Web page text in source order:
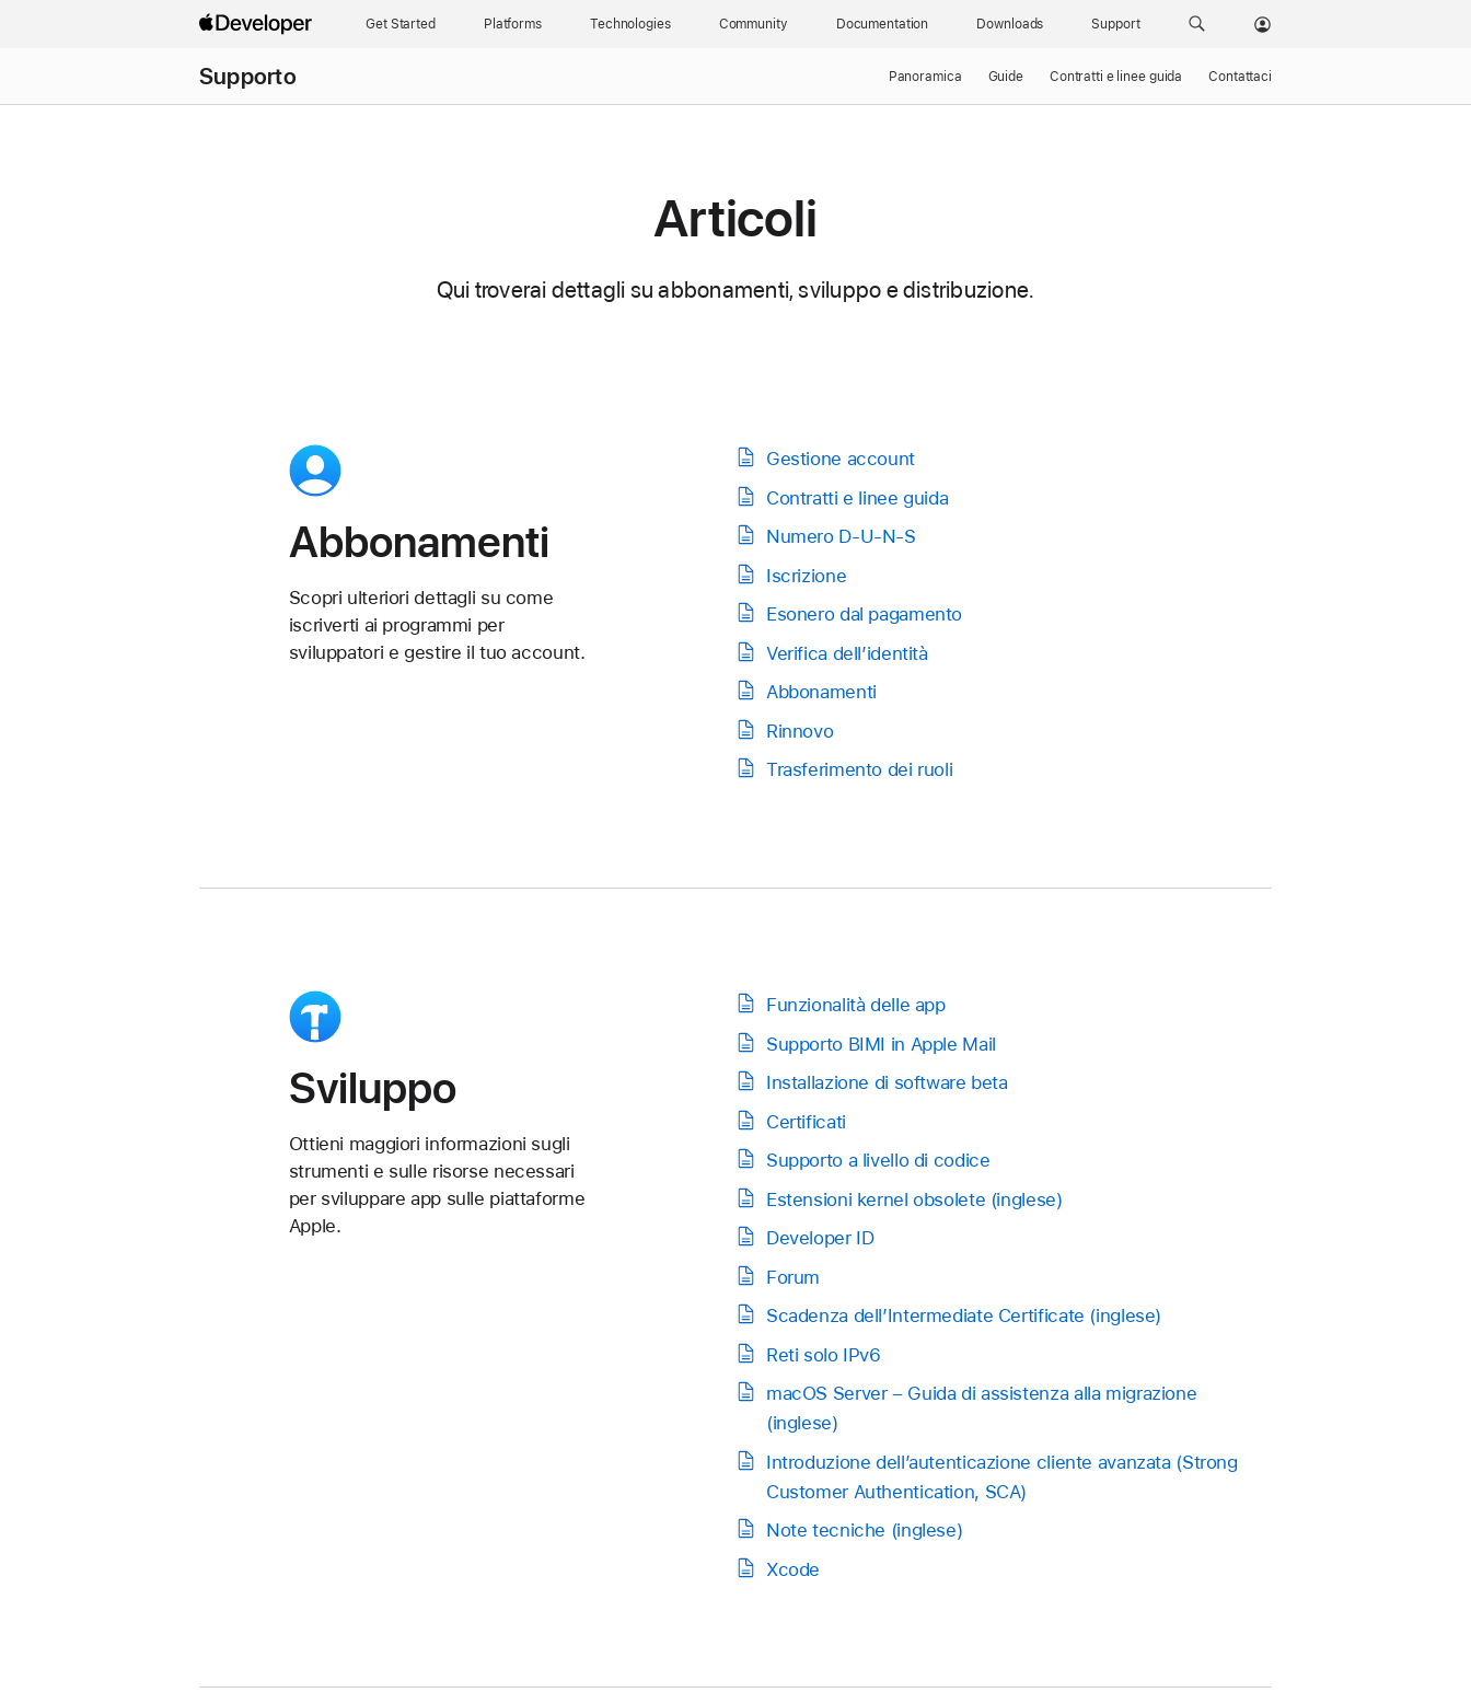
Get Started Platforms Technologies Community Documentation Downloads Support
Supporto Panoramica Guide Contratti e linee guida Contattaci
Articoli
Qui troverai dettagli su abbonamenti, sviluppo e distribuzione.
Abbonamenti
Scopri ulteriori dettagli su come
iscriverti ai programmi per
sviluppatori e gestire il tuo account.
Gestione account
Contratti e linee guida
Numero D-U-N-S
Iscrizione
Esonero dal pagamento
Verifica dell’identità
Abbonamenti
Rinnovo
Trasferimento dei ruoli
Sviluppo
Ottieni maggiori informazioni sugli
strumenti e sulle risorse necessari
per sviluppare app sulle piattaforme
Apple.
Funzionalità delle app
Supporto BIMI in Apple Mail
Installazione di software beta
Certificati
Supporto a livello di codice
Estensioni kernel obsolete (inglese)
Developer ID
Forum
Scadenza dell’Intermediate Certificate (inglese)
Reti solo IPv6
macOS Server – Guida di assistenza alla migrazione
(inglese)
Introduzione dell’autenticazione cliente avanzata (Strong
Customer Authentication, SCA)
Note tecniche (inglese)
Xcode